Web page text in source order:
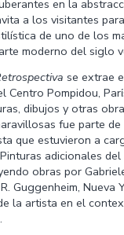
en la
a los visitantes
de uno de los
moderno del siglo
se extrae
Centro Pompidou,
dibujos y otras
fue parte
que estuvieron a
adicionales
obras por
Guggenheim, Nueva
la artista en el